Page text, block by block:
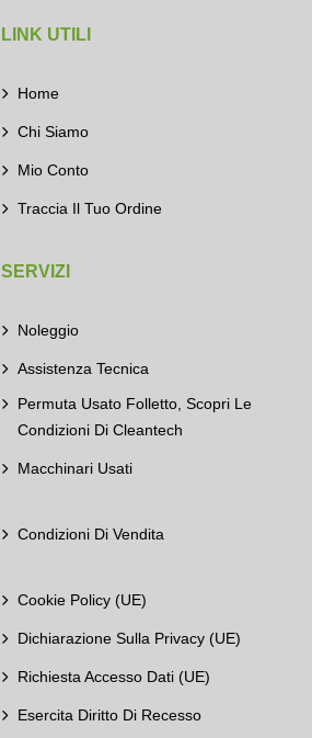
LINK UTILI
Home
Chi Siamo
Mio Conto
Traccia Il Tuo Ordine
SERVIZI
Noleggio
Assistenza Tecnica
Permuta Usato Folletto, Scopri Le
Condizioni Di Cleantech
Macchinari Usati
Condizioni Di Vendita
Cookie Policy (UE)
Dichiarazione Sulla Privacy (UE)
Richiesta Accesso Dati (UE)
Esercita Diritto Di Recesso